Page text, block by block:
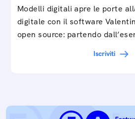
Modelli digitali apre le porte
digitale con il software
open source: partendo
Iscriviti